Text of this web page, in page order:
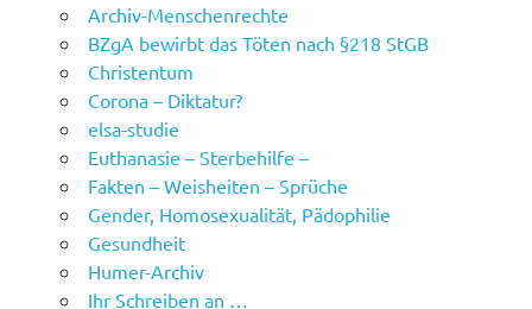
Archiv-Menschenrechte
BZgA bewirbt das Töten nach §218 StGB
Christentum
Corona – Diktatur?
elsa-studie
Euthanasie – Sterbehilfe –
Fakten – Weisheiten – Sprüche
Gender, Homosexualität, Pädophilie
Gesundheit
Humer-Archiv
Ihr Schreiben an …